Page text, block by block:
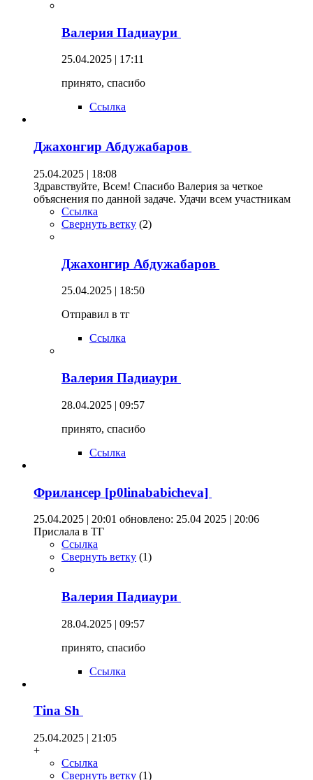
Валерия Падиаури
25.04.2025 | 17:11
принято, спасибо
Ссылка
Джахонгир Абдужабаров
25.04.2025 | 18:08
Здравствуйте, Всем! Спасибо Валерия за четкое
объяснения по данной задаче. Удачи всем участникам
Ссылка
Свернуть ветку (2)
Джахонгир Абдужабаров
25.04.2025 | 18:50
Отправил в тг
Ссылка
Валерия Падиаури
28.04.2025 | 09:57
принято, спасибо
Ссылка
Фрилансер [p0linababicheva]
25.04.2025 | 20:01 обновлено: 25.04 2025 | 20:06
Прислала в ТГ
Ссылка
Свернуть ветку (1)
Валерия Падиаури
28.04.2025 | 09:57
принято, спасибо
Ссылка
Tina Sh
25.04.2025 | 21:05
+
Ссылка
Свернуть ветку (1)